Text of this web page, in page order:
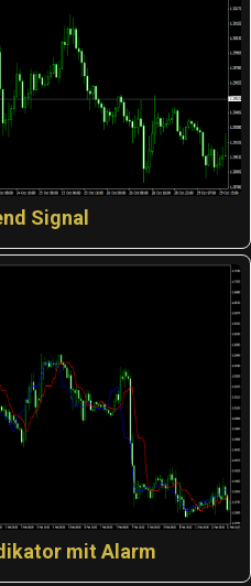
Signal
mit Alarm